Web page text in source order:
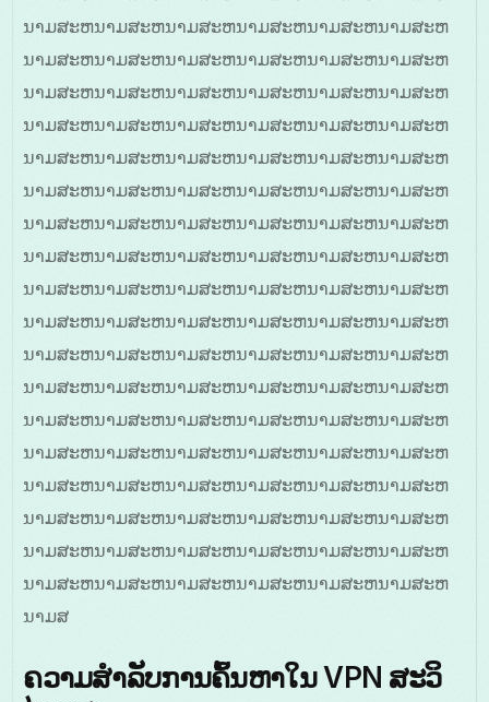
ນາມສະຫນາມສະຫນາມສະຫນາມສະຫນາມສະຫນາມສະຫ
ນາມສະຫນາມສະຫນາມສະຫນາມສະຫນາມສະຫນາມສະຫ
ນາມສະຫນາມສະຫນາມສະຫນາມສະຫນາມສະຫນາມສະຫ
ນາມສະຫນາມສະຫນາມສະຫນາມສະຫນາມສະຫນາມສະຫ
ນາມສະຫນາມສະຫນາມສະຫນາມສະຫນາມສະຫນາມສະຫ
ນາມສະຫນາມສະຫນາມສະຫນາມສະຫນາມສະຫນາມສະຫ
ນາມສະຫນາມສະຫນາມສະຫນາມສະຫນາມສະຫນາມສະຫ
ນາມສະຫນາມສະຫນາມສະຫນາມສະຫນາມສະຫນາມສະຫ
ນາມສະຫນາມສະຫນາມສະຫນາມສະຫນາມສະຫນາມສະຫ
ນາມສະຫນາມສະຫນາມສະຫນາມສະຫນາມສະຫນາມສະຫ
ນາມສະຫນາມສະຫນາມສະຫນາມສະຫນາມສະຫນາມສະຫ
ນາມສະຫນາມສະຫນາມສະຫນາມສະຫນາມສະຫນາມສະຫ
ນາມສະຫນາມສະຫນາມສະຫນາມສະຫນາມສະຫນາມສະຫ
ນາມສະຫນາມສະຫນາມສະຫນາມສະຫນາມສະຫນາມສະຫ
ນາມສະຫນາມສະຫນາມສະຫນາມສະຫນາມສະຫນາມສະຫ
ນາມສະຫນາມສະຫນາມສະຫນາມສະຫນາມສະຫນາມສະຫ
ນາມສະຫນາມສະຫນາມສະຫນາມສະຫນາມສະຫນາມສະຫ
ນາມສະຫນາມສະຫນາມສະຫນາມສະຫນາມສະຫນາມສະຫ
ນາມສ
ຄວາມສຳລັບການຄົ້ນຫາໃນ VPN ສະວິ